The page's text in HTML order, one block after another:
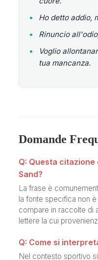
•
Ho detto addio,
•
Rinuncio
•
Voglio
tua mancanza.
Domande
Q: Questa citazione
Sand?
La frase è
la fonte specifica non
compare in raccolte di
lettere la cui
Q: Come si
Nel contesto sportivo